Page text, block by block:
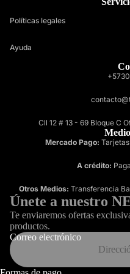
Políticas legales
Ayuda
Cll 12 # 13 - 69 Bloque C
Mercado Pago:
A crédito:
Otros Medios: Transferencia
Únete a nuestro
Te enviaremos ofertas
productos.
Correo electrónico